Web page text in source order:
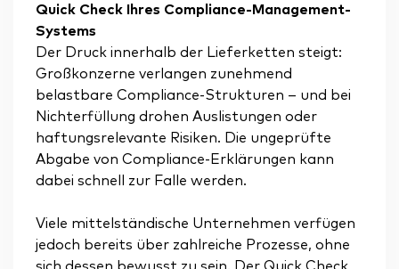
Quick Check Ihres Compliance-Management-
Systems
Der Druck innerhalb der Lieferketten steigt:
Großkonzerne verlangen zunehmend
belastbare Compliance-Strukturen – und bei
Nichterfüllung drohen Auslistungen oder
haftungsrelevante Risiken. Die ungeprüfte
Abgabe von Compliance-Erklärungen kann
dabei schnell zur Falle werden.
Viele mittelständische Unternehmen verfügen
jedoch bereits über zahlreiche Prozesse, ohne
sich dessen bewusst zu sein. Der Quick Check